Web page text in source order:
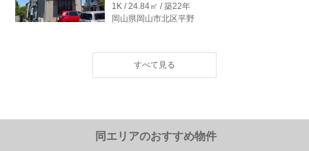
1K / 24.84㎡ / 築22年
岡山県岡山市北区平野
ＪＲ吉備線/大安寺 歩5分
3.8万円(管理費1000円)
3.0万円岡山電気軌道東山本線/柳川
岡山電気軌道東山本線/柳川 歩9分
同エリアのおすすめ物件